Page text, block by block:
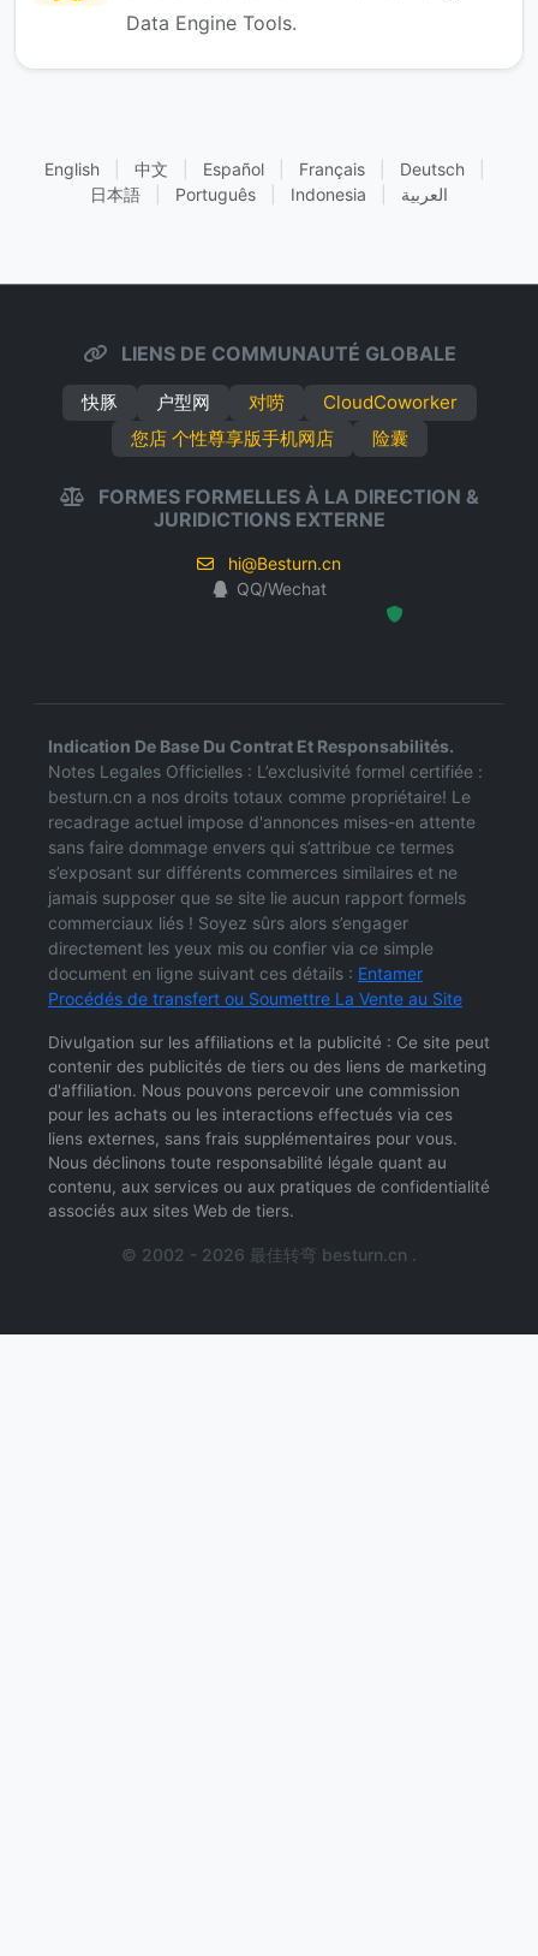
Data Engine Tools.
English 中文 Español Français Deutsch
日本語
Português Indonesia العربية
LIENS DE COMMUNAUTÉ GLOBALE
快豚 户型网 对唠
CloudCoworker
您店 个性尊享版手机网店
险囊
FORMES FORMELLES À LA DIRECTION &
JURIDICTIONS EXTERNE
hi@Besturn.cn
QQ/Wechat
Indication De Base Du Contrat Et Responsabilités.
Notes Legales Officielles : L’exclusivité formel certifiée :
besturn.cn a nos droits totaux comme propriétaire! Le
recadrage actuel impose d'annonces mises-en attente
sans faire dommage envers qui s’attribue ce termes
s’exposant sur différents commerces similaires et ne
jamais supposer que se site lie aucun rapport formels
commerciaux liés ! Soyez sûrs alors s’engager
directement les yeux mis ou confier via ce simple
document en ligne suivant ces détails : Entamer
Procédés de transfert ou Soumettre La Vente au Site
Divulgation sur les affiliations et la publicité : Ce site peut
contenir des publicités de tiers ou des liens de marketing
d'affiliation. Nous pouvons percevoir une commission
pour les achats ou les interactions effectués via ces
liens externes, sans frais supplémentaires pour vous.
Nous déclinons toute responsabilité légale quant au
contenu, aux services ou aux pratiques de confidentialité
associés aux sites Web de tiers.
© 2002 - 2026 最佳转弯 besturn.cn .